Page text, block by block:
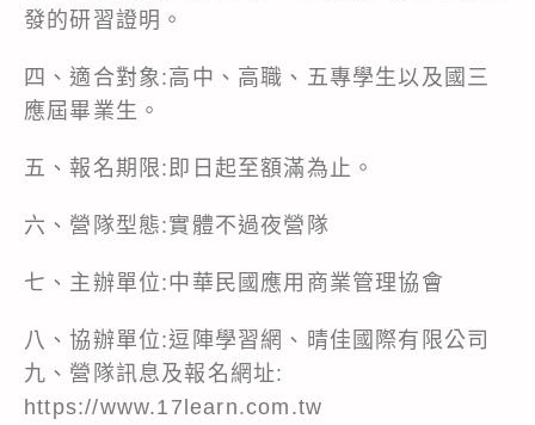
發的研習證明。
四、適合對象:高中、高職、五專學生以及國三
應屆畢業生。
五、報名期限:即日起至額滿為止。
六、營隊型態:實體不過夜營隊
七、主辦單位:中華民國應用商業管理協會
八、協辦單位:逗陣學習網、晴佳國際有限公司
九、營隊訊息及報名網址:
https://www.17learn.com.tw